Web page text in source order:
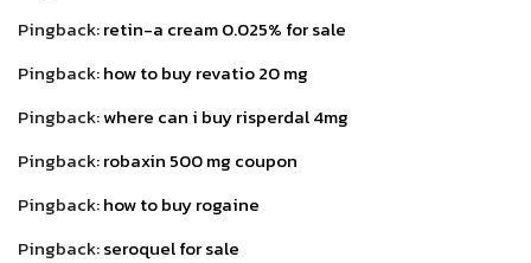
Pingback:retin-a cream 0.025% for sale
Pingback:how to buy revatio 20 mg
Pingback:where can i buy risperdal 4mg
Pingback:robaxin 500 mg coupon
Pingback:how to buy rogaine
Pingback:seroquel for sale